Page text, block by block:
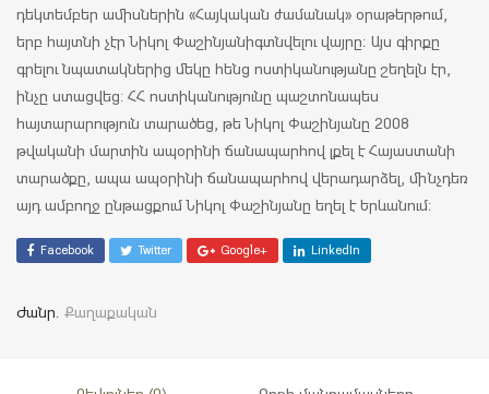
դեկտեմբեր ամիսներին «Հայկական ժամանակ» օրաթերթում,
երբ հայտնի չէր Նիկոլ Փաշինյանիգտնվելու վայրը։ Այս գիրքը
գրելու նպատակներից մեկը հենց ոստիկանությանը շեղելն էր,
ինչը ստացվեց: ՀՀ ոստիկանությունը պաշտոնապես
հայտարարություն տարածեց, թե Նիկոլ Փաշինյանը 2008
թվականի մարտին ապօրինի ճանապարհով լքել է Հայաստանի
տարածքը, ապա ապօրինի ճանապարհով վերադարձել, մինչդեռ
այդ ամբողջ ընթացքում Նիկոլ Փաշինյանը եղել է Երևանում։
Facebook Twitter Google+ LinkedIn
Ժանր. Քաղաքական